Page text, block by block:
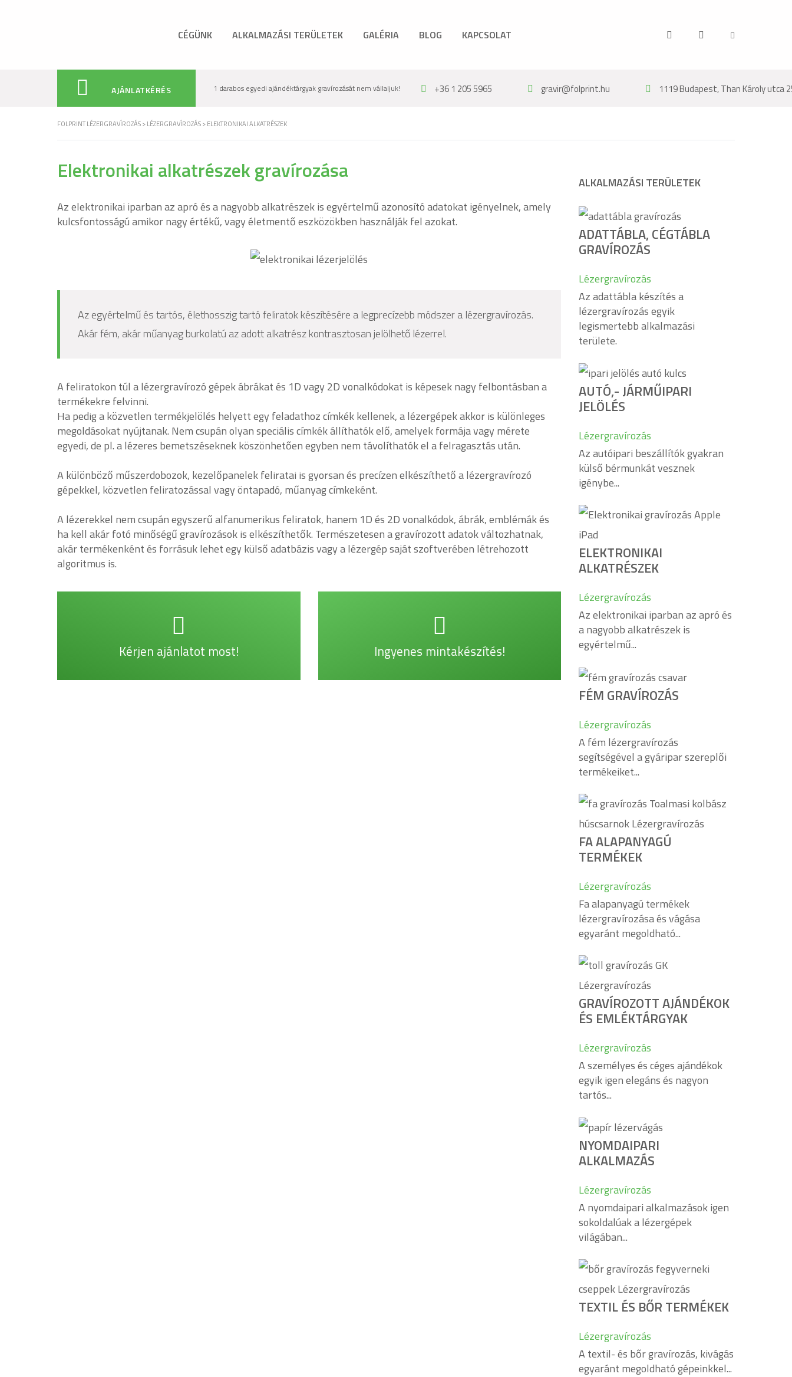
CÉGÜNK ALKALMAZÁSI TERÜLETEK GALÉRIA BLOG KAPCSOLAT
AJÁNLATKÉRÉS 1 darabos egyedi ajándéktárgyak gravírozását nem vállaljuk! +36 1 205 5965 gravir@folprint.hu 1119 Budapest, Than Károly utca
FOLPRINT LÉZERGRAVÍROZÁS>LÉZERGRAVÍROZÁS>ELEKTRONIKAI ALKATRÉSZEK
Elektronikai alkatrészek gravírozása
Az elektronikai iparban az apró és a nagyobb alkatrészek is egyértelmű azonosító adatokat igényelnek, amely
kulcsfontosságú amikor nagy értékű, vagy életmentő eszközökben használják fel azokat.
Az egyértelmű és tartós, élethosszig tartó feliratok készítésére a legprecízebb módszer a lézergravírozás.
Akár fém, akár műanyag burkolatú az adott alkatrész kontrasztosan jelölhető lézerrel.
A feliratokon túl a lézergravírozó gépek ábrákat és 1D vagy 2D vonalkódokat is képesek nagy felbontásban a
termékekre felvinni.
Ha pedig a közvetlen termékjelölés helyett egy feladathoz címkék kellenek, a lézergépek akkor is különleges
megoldásokat nyújtanak. Nem csupán olyan speciális címkék állíthatók elő, amelyek formája vagy mérete
egyedi, de pl. a lézeres bemetszéseknek köszönhetően egyben nem távolíthatók el a felragasztás után.
A különböző műszerdobozok, kezelőpanelek feliratai is gyorsan és precízen elkészíthető a lézergravírozó
gépekkel, közvetlen feliratozással vagy öntapadó, műanyag címkeként.
A lézerekkel nem csupán egyszerű alfanumerikus feliratok, hanem 1D és 2D vonalkódok, ábrák, emblémák és
ha kell akár fotó minőségű gravírozások is elkészíthetők. Természetesen a gravírozott adatok változhatnak,
akár termékenként és forrásuk lehet egy külső adatbázis vagy a lézergép saját szoftverében létrehozott
algoritmus is.
Kérjen ajánlatot most!
Folprint lézergravírozás
Gyors és költséghatékony megoldások!
TOVÁBB + Ingyenes mintakészítés!
Kérjen információt!
Megrendeléseknél ingyenes mintadarabok.
TOVÁBB +
ALKALMAZÁSI TERÜLETEK
ADATTÁBLA, CÉGTÁBLA
GRAVÍROZÁS
Lézergravírozás
Az adattábla készítés a
lézergravírozás egyik
legismertebb alkalmazási
területe.
AUTÓ,- JÁRMŰIPARI
JELÖLÉS
Lézergravírozás
Az autóipari beszállítók gyakran
külső bérmunkát vesznek
igénybe...
ELEKTRONIKAI
ALKATRÉSZEK
Lézergravírozás
Az elektronikai iparban az apró és
a nagyobb alkatrészek is
egyértelmű...
FÉM GRAVÍROZÁS
Lézergravírozás
A fém lézergravírozás
segítségével a gyáripar szereplői
termékeiket...
FA ALAPANYAGÚ
TERMÉKEK
Lézergravírozás
Fa alapanyagú termékek
lézergravírozása és vágása
egyaránt megoldható...
GRAVÍROZOTT AJÁNDÉKOK
ÉS EMLÉKTÁRGYAK
Lézergravírozás
A személyes és céges ajándékok
egyik igen elegáns és nagyon
tartós...
NYOMDAIPARI
ALKALMAZÁS
Lézergravírozás
A nyomdaipari alkalmazások igen
sokoldalúak a lézergépek
világában...
TEXTIL ÉS BŐR TERMÉKEK
Lézergravírozás
A textil- és bőr gravírozás, kivágás
egyaránt megoldható gépeinkkel...